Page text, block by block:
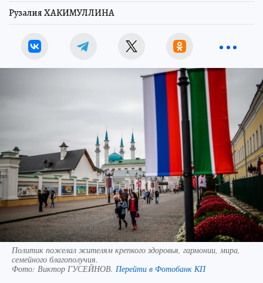
Рузалия ХАКИМУЛЛИНА
Политик пожелал жителям крепкого здоровья, гармонии, мира,
семейного благополучия.
Фото: Виктор ГУСЕЙНОВ. Перейти в Фотобанк КП